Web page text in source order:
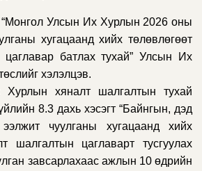
Улсын Их Хурлын 2026 оны
хугацаанд хийх төлөвлөгөөт
батлах тухай” Улсын Их
хэлэлцэв.
Хурлын хяналт шалгалтын тухай
8.3 дахь хэсэгт “Байнгын, дэд
чуулганы хугацаанд хийх
шалгалтын цаглаварт тусгуулах
завсарлахаас ажлын 10 өдрийн